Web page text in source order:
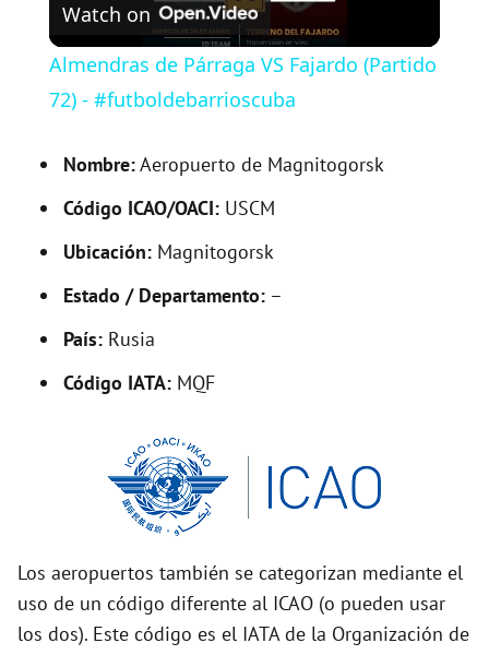
l
a
y
i
Watch on
Almendras de Párraga VS Fajardo (Partido
72) - #futboldebarrioscuba
Nombre:Aeropuerto de Magnitogorsk
Código ICAO/OACI: USCM
Ubicación: Magnitogorsk
Estado / Departamento: –
País: Rusia
Código IATA: MQF
Los aeropuertos también se categorizan mediante el
uso de un código diferente al ICAO (o pueden usar
los dos). Este código es el IATA de la Organización de